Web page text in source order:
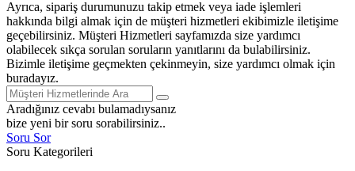
Ayrıca, sipariş durumunuzu takip etmek veya iade işlemleri
hakkında bilgi almak için de müşteri hizmetleri ekibimizle iletişime
geçebilirsiniz. Müşteri Hizmetleri sayfamızda size yardımcı
olabilecek sıkça sorulan soruların yanıtlarını da bulabilirsiniz.
Bizimle iletişime geçmekten çekinmeyin, size yardımcı olmak için
buradayız.
Aradığınız cevabı bulamadıysanız
bize yeni bir soru sorabilirsiniz..
Soru Sor
Soru Kategorileri